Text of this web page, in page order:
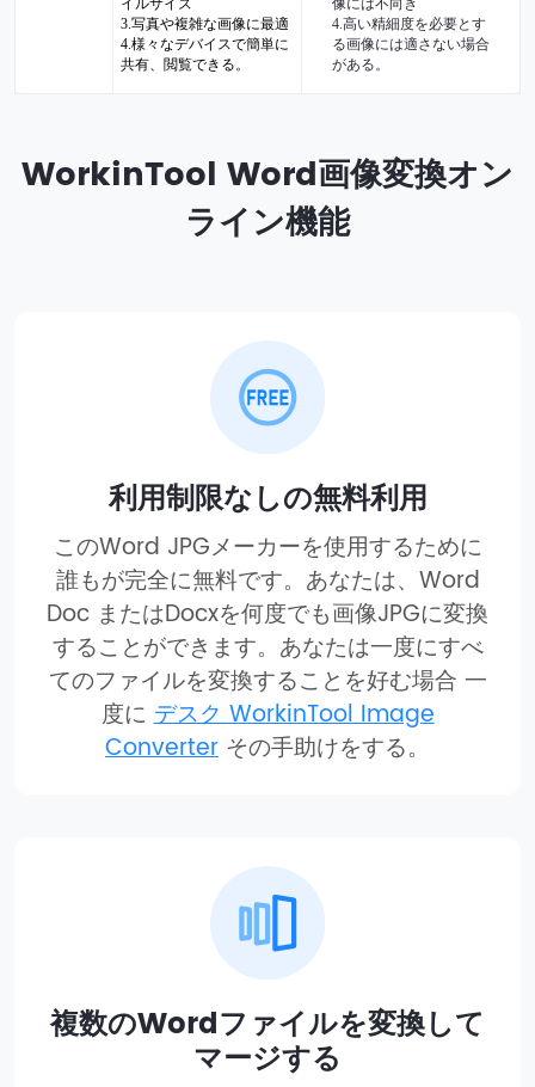
イルサイズ
3.写真や複雑な画像に最適
4.様々なデバイスで簡単に
共有、閲覧できる。
像には不向き
4.高い精細度を必要とす
る画像には適さない場合
がある。
WorkinTool Word画像変換オン
ライン機能
利用制限なしの無料利用
このWord JPGメーカーを使用するために
誰もが完全に無料です。あなたは、Word
Doc またはDocxを何度でも画像JPGに変換
することができます。あなたは一度にすべ
てのファイルを変換することを好む場合 一
度にデスク WorkinTool Image
Converter その手助けをする。
複数のWordファイルを変換して
マージする